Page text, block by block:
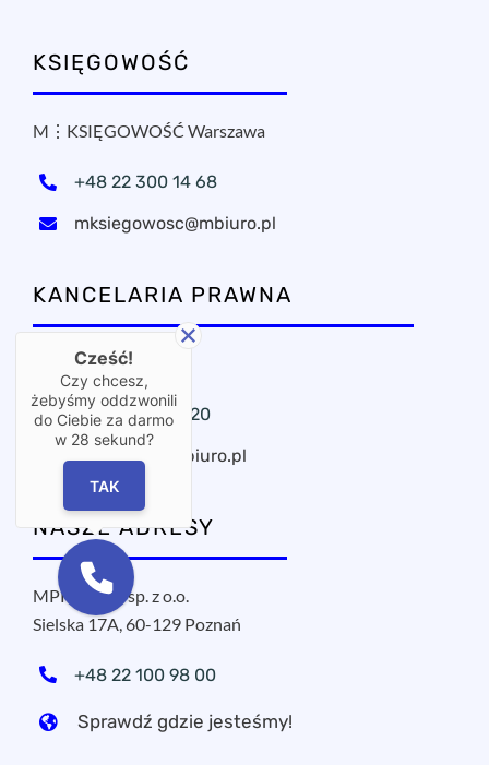
KSIĘGOWOŚĆ
M⋮KSIĘGOWOŚĆ Warszawa
+48 22 300 14 68
mksiegowosc@mbiuro.pl
KANCELARIA PRAWNA
OxPublica Warszawa
+48 22 295 11 20
oxpublica@mbiuro.pl
NASZE ADRESY
MPROJECT sp. z o.o.
Sielska 17A, 60-129 Poznań
+48 22 100 98 00
Sprawdź gdzie jesteśmy!
Cześć!
Czy chcesz,
żebyśmy oddzwonili
do Ciebie za darmo
w 28 sekund?
TAK